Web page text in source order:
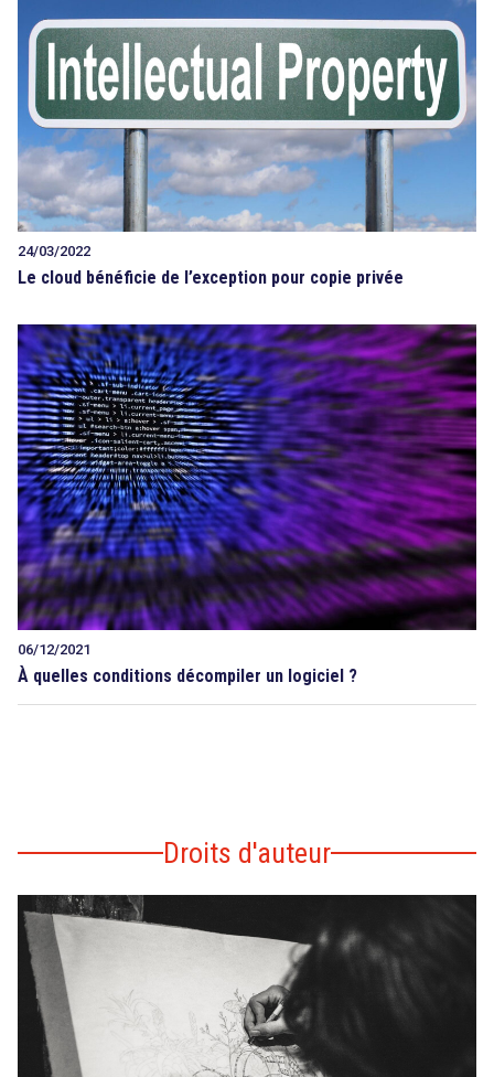
24/03/2022
Le cloud bénéficie de l’exception pour copie privée
06/12/2021
À quelles conditions décompiler un logiciel ?
Droits d'auteur